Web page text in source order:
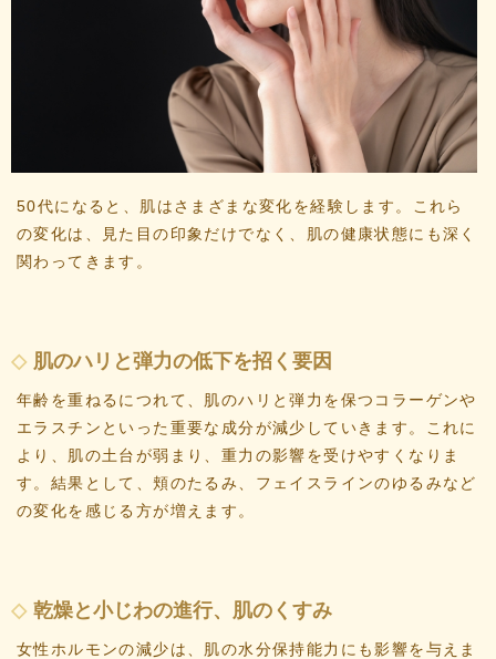
50代になると、肌はさまざまな変化を経験します。これら
の変化は、見た目の印象だけでなく、肌の健康状態にも深く
関わってきます。
肌のハリと弾力の低下を招く要因
年齢を重ねるにつれて、肌のハリと弾力を保つコラーゲンや
エラスチンといった重要な成分が減少していきます。これに
より、肌の土台が弱まり、重力の影響を受けやすくなりま
す。結果として、頬のたるみ、フェイスラインのゆるみなど
の変化を感じる方が増えます。
乾燥と小じわの進行、肌のくすみ
女性ホルモンの減少は、肌の水分保持能力にも影響を与えま